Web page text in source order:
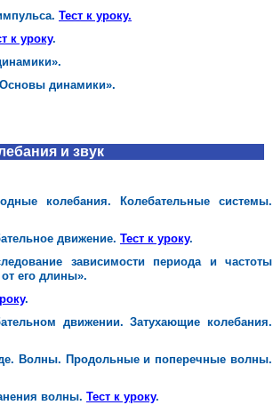
Тест к уроку.
к уроку.
динамики».
и звук
колебания. Колебательные системы.
движение. Тест к уроку.
зависимости периода и частоты
его длины».
.
движении. Затухающие колебания.
Волны. Продольные и поперечные волны.
волны. Тест к уроку.